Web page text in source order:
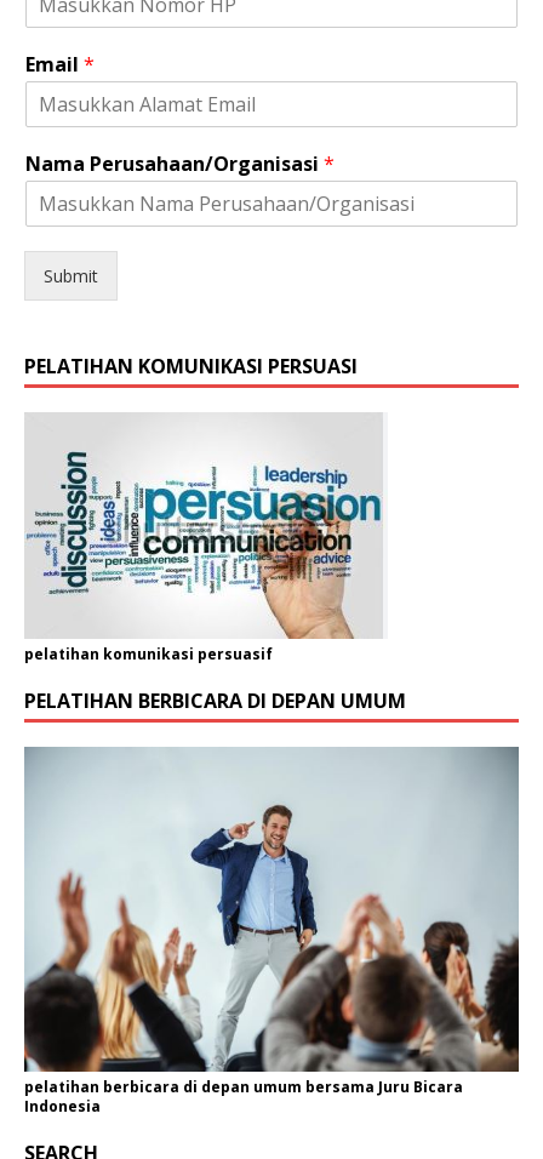
Email *
J
e
i
s
e
s
a
h
O
n
i
a
Nama Perusahaan/Organisasi *
Submit
PELATIHAN KOMUNIKASI PERSUASI
pelatihan komunikasi persuasif
PELATIHAN BERBICARA DI DEPAN UMUM
pelatihan berbicara di depan umum bersama Juru Bicara
Indonesia
SEARCH